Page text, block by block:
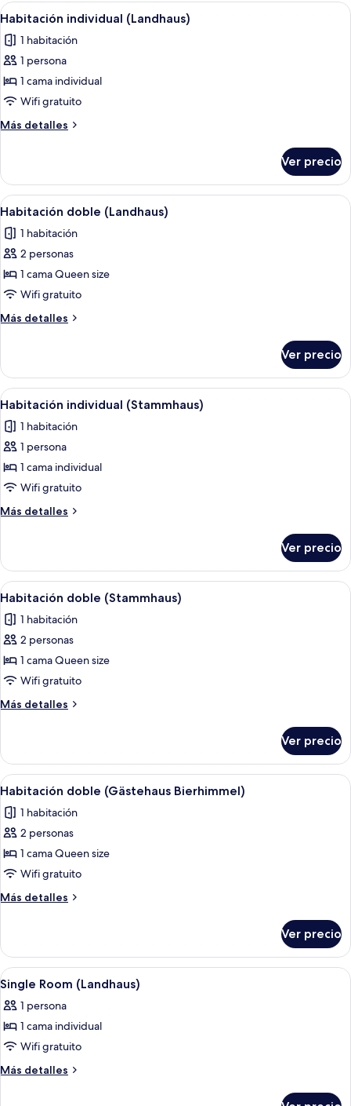
Abrir
todas
las
fotos
de
Habitación
individual
(Landhaus)
Una cama bien hecha con un
2
Habitación individual (Landhaus)
1 habitación
1 persona
1 cama individual
Wifi gratuito
Más detalles
Más
individual
(Landhaus)
Ver precio
Abrir
todas
las
fotos
de
Habitación
doble
(Landhaus)
Una cama bien hecha con sábanas
1
Habitación doble (Landhaus)
1 habitación
2 personas
1 cama Queen size
Wifi gratuito
Más detalles
Más
doble
(Landhaus)
Ver precio
Abrir
todas
las
fotos
de
Habitación
individual
(Stammhaus)
Un dormitorio acogedor con una
1
Habitación individual (Stammhaus)
1 habitación
1 persona
1 cama individual
Wifi gratuito
Más detalles
Más
individual
(Stammhaus)
Ver precio
Abrir
todas
las
fotos
de
Habitación
doble
(Stammhaus)
Una cama bien hecha con sábanas
3
Habitación doble (Stammhaus)
1 habitación
2 personas
1 cama Queen size
Wifi gratuito
Más detalles
Más
doble
(Stammhaus)
Ver precio
Abrir
todas
las
fotos
de
Habitación
doble
(Gästehaus
Habitación de hotel con cama,
4
Habitación doble (Gästehaus Bierhimmel)
1 habitación
2 personas
1 cama Queen size
Wifi gratuito
Más detalles
Más
doble
(Gästehaus
Bierhimmel)
Ver precio
Abrir
todas
las
fotos
de
Single
Habitación de hotel con cama, dos
2
Single Room (Landhaus)
1 persona
1 cama individual
Wifi gratuito
Más detalles
Más